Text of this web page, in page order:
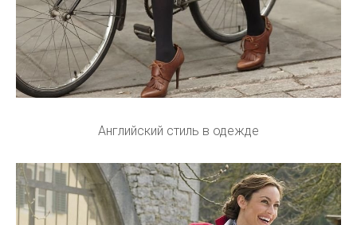
Английский стиль в одежде